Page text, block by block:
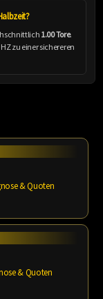
1.00 Tore.
zu einer sichereren
& Quoten
& Quoten